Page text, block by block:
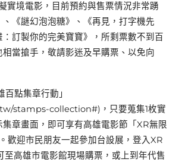
實境電影，目前預約與售票情況非常踴
《謎幻泡泡糖》、《再見，打字機先
訂製你的完美寶寶》，所剩票數不到百
當搶手，敬請影迷及早購票、以免向
點集章行動」
stamps-collection#)，只要蒐集1枚實
章畫面，即可享有高雄電影節「XR無限
歡迎市民朋友一起參加台設展，登入XR
至高雄市電影館現場購票，或上到年代售